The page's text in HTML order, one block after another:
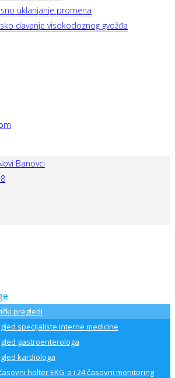
uklanjanje promena
davanje visokodoznog gvožđa
Banovci
pregledi
specijaliste interne medicine
gastroenterologa
kardiologa
holter EKG-a i 24 časovni monitoring